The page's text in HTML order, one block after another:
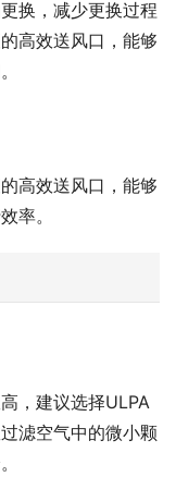
换，减少更换过程
高效送风口，能够
高效送风口，能够
率。
，建议选择ULPA
滤空气中的微小颗